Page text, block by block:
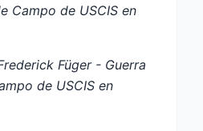
Campo de USCIS en
Füger - Guerra
de USCIS en